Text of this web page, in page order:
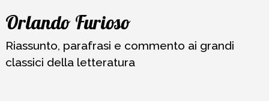
Vai
contenuto
Orlando Furioso
Riassunto, parafrasi e commento ai grandi
classici della letteratura